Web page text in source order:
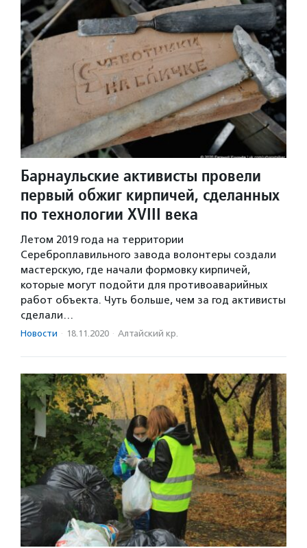
Барнаульские активисты провели
первый обжиг кирпичей, сделанных
по технологии XVIII века
Летом 2019 года на территории
Сереброплавильного завода волонтеры создали
мастерскую, где начали формовку кирпичей,
которые могут подойти для противоаварийных
работ объекта. Чуть больше, чем за год активисты
сделали…
Новости · 18.11.2020 · Алтайский кр.